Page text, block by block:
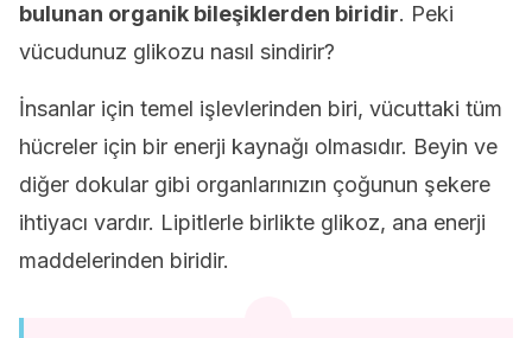
bulunan organik bileşiklerden biridir. Peki
vücudunuz glikozu nasıl sindirir?
İnsanlar için temel işlevlerinden biri, vücuttaki tüm
hücreler için bir enerji kaynağı olmasıdır. Beyin ve
diğer dokular gibi organlarınızın çoğunun şekere
ihtiyacı vardır. Lipitlerle birlikte glikoz, ana enerji
maddelerinden biridir.